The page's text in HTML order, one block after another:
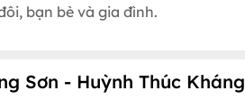
bạn bè và gia đình.
Sơn - Huỳnh Thúc Kháng